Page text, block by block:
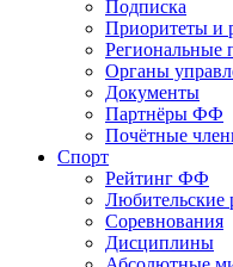
Подписка
Приоритеты и
Региональные
Органы
Документы
Партнёры ФФ
Почётные
Спорт
Рейтинг ФФ
Любительские
Соревнования
Дисциплины